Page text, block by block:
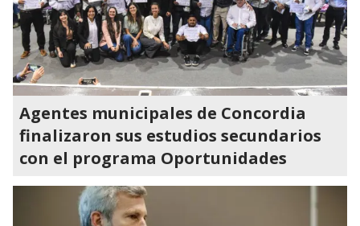
Agentes municipales de Concordia
finalizaron sus estudios secundarios
con el programa Oportunidades